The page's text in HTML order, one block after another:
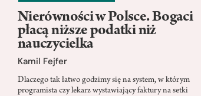
Nierówności w Polsce. Bogaci
płacą niższe podatki niż
nauczycielka
Kamil Fejfer
Dlaczego tak łatwo godzimy się na system, w którym
programista czy lekarz wystawiający faktury na setki